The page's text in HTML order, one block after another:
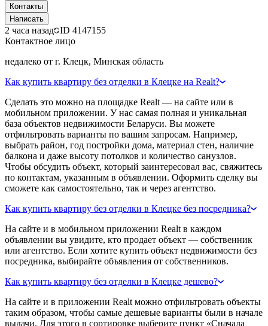
Контакты
Написать
2 часа назад ID 4147155
Контактное лицо
недалеко от г. Клецк, Минская область
Как купить квартиру без отделки в Клецке на Realt?
Сделать это можно на площадке Realt — на сайте или в
мобильном приложении. У нас самая полная и уникальная
база объектов недвижимости Беларуси. Вы можете
отфильтровать варианты по вашим запросам. Например,
выбрать район, год постройки дома, материал стен, наличие
балкона и даже высоту потолков и количество санузлов.
Чтобы обсудить объект, который заинтересовал вас, свяжитесь
по контактам, указанным в объявлении. Оформить сделку вы
сможете как самостоятельно, так и через агентство.
Как купить квартиру без отделки в Клецке без посредника?
На сайте и в мобильном приложении Realt в каждом
объявлении вы увидите, кто продает объект — собственник
или агентство. Если хотите купить объект недвижимости без
посредника, выбирайте объявления от собственников.
Как купить квартиру без отделки в Клецке дешево?
На сайте и в приложении Realt можно отфильтровать объекты
таким образом, чтобы самые дешевые варианты были в начале
выдачи. Для этого в сортировке выберите пункт «Сначала